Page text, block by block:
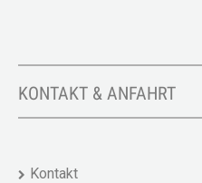
KONTAKT & ANFAHRT
Kontakt